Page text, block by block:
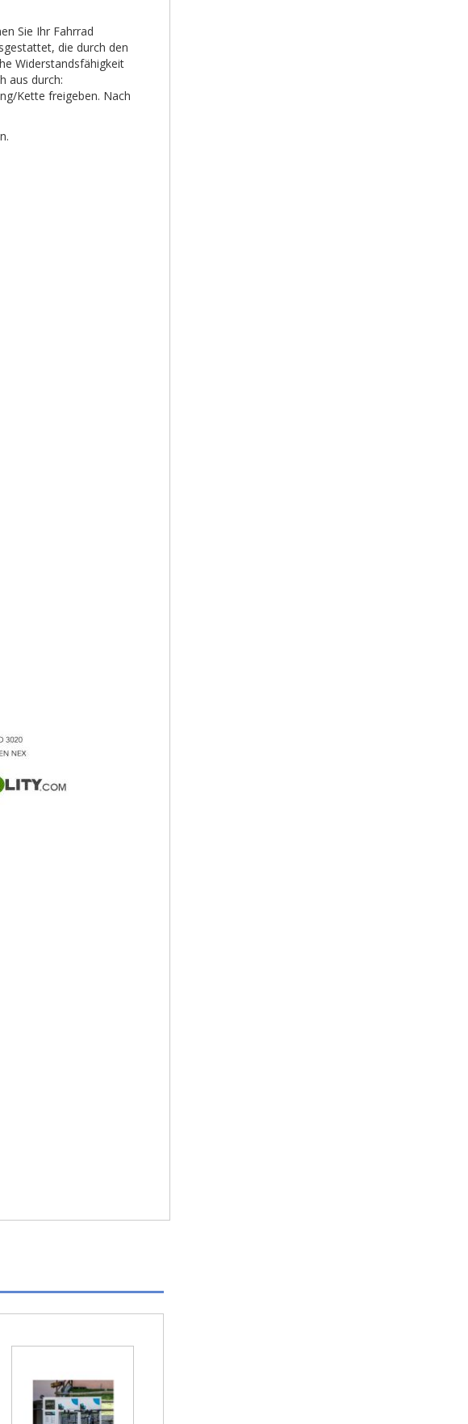
Sie Ihr Fahrrad
die durch den
Widerstandsfähigkeit
aus durch:
Kette freigeben. Nach